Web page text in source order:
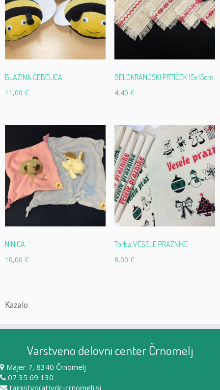
BLAZINA ČEBELICA
11,00 €
BELOKRANJSKI PRTIČEK 15x15cm
4,40 €
NINICA
10,00 €
Torba VESELE PRAZNIKE
8,00 €
Kazalo
Varstveno delovni center Črnomelj
Majer 7, 8340 Črnomelj
07 35 69 130
tajnistvo(at)vdc-crnomelj.si